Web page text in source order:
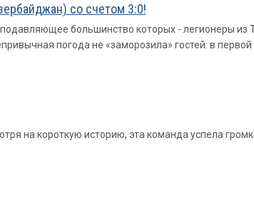
со счетом 3:0!
большинство которых - легионеры из
погода не «заморозила» гостей: в
на короткую историю, эта команда успела